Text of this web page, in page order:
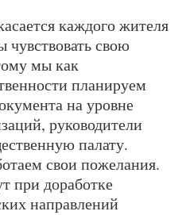
каждого жителя
свою
мы как
планируем
на уровне
руководители
палату.
свои пожелания.
при доработке
направлений